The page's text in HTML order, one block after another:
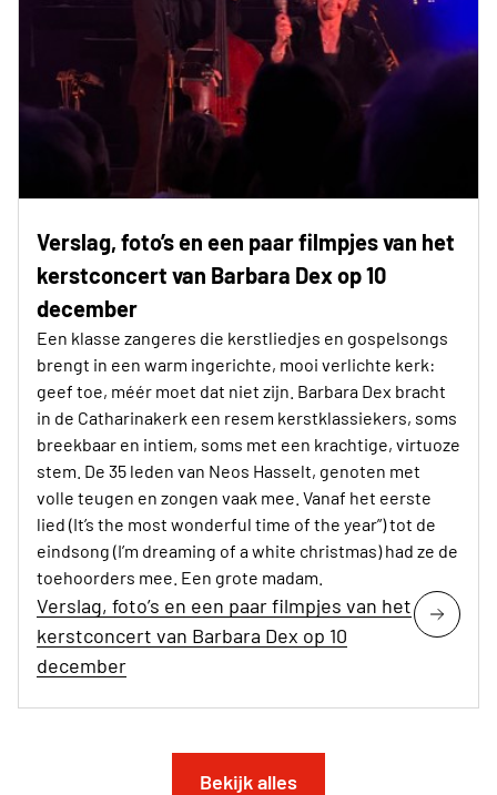
Verslag, foto’s en een paar filmpjes van het
kerstconcert van Barbara Dex op 10
december
Een klasse zangeres die kerstliedjes en gospelsongs
brengt in een warm ingerichte, mooi verlichte kerk:
geef toe, méér moet dat niet zijn. Barbara Dex bracht
in de Catharinakerk een resem kerstklassiekers, soms
breekbaar en intiem, soms met een krachtige, virtuoze
stem. De 35 leden van Neos Hasselt, genoten met
volle teugen en zongen vaak mee. Vanaf het eerste
lied (It’s the most wonderful time of the year”) tot de
eindsong (I’m dreaming of a white christmas) had ze de
toehoorders mee. Een grote madam.
Verslag, foto’s en een paar filmpjes van het
kerstconcert van Barbara Dex op 10
december
Bekijk alles